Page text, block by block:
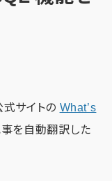
サイトの What’s
を自動翻訳した